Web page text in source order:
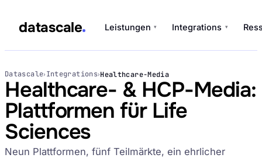
datascale Leistungen ▾ Integrations ▾
Leistungen
Datascale› Integrations›Healthcare-Media
Healthcare- & HCP-Media:
Plattformen für Life
Sciences
Neun Plattformen, fünf Teilmärkte, ein ehrlicher